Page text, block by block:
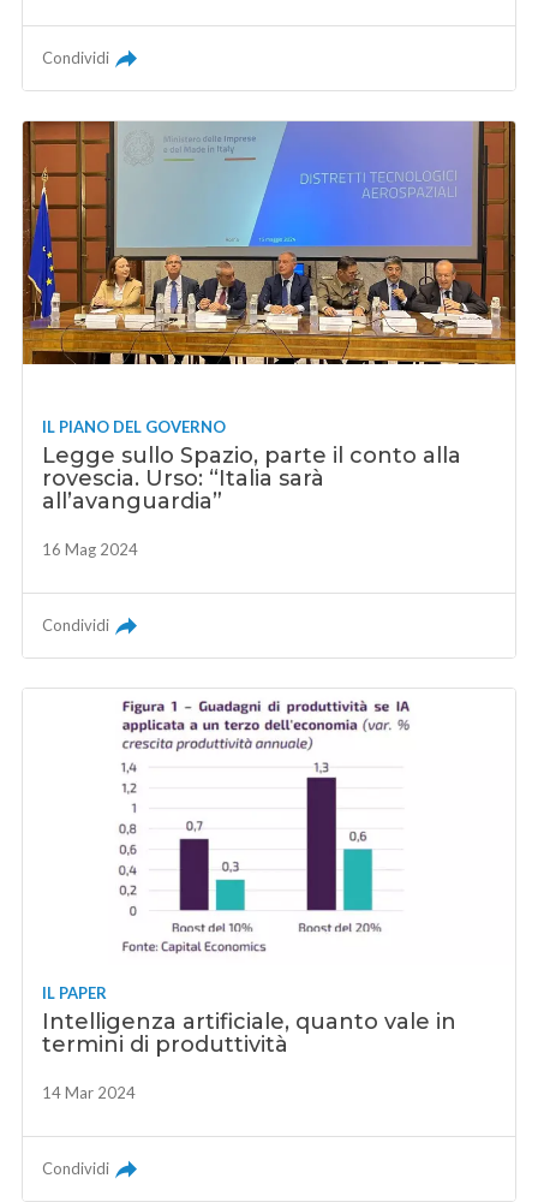
Condividi
IL PIANO DEL GOVERNO
Legge sullo Spazio, parte il conto alla
rovescia. Urso: “Italia sarà
all’avanguardia”
16 Mag 2024
Condividi
IL PAPER
Intelligenza artificiale, quanto vale in
termini di produttività
14 Mar 2024
Condividi